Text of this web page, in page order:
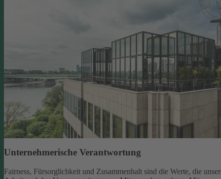
Unternehmerische Verantwortung
Fairness, Fürsorglichkeit und Zusammenhalt sind die Werte, die